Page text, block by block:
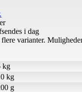
i dag
varianter.
kg
kg
g